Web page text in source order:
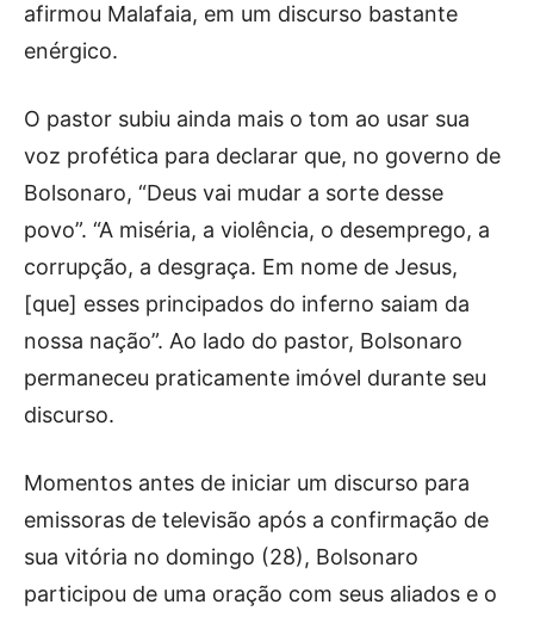
afirmou Malafaia, em um discurso bastante
enérgico.
O pastor subiu ainda mais o tom ao usar sua
voz profética para declarar que, no governo de
Bolsonaro, “Deus vai mudar a sorte desse
povo”. “A miséria, a violência, o desemprego, a
corrupção, a desgraça. Em nome de Jesus,
[que] esses principados do inferno saiam da
nossa nação”. Ao lado do pastor, Bolsonaro
permaneceu praticamente imóvel durante seu
discurso.
Momentos antes de iniciar um discurso para
emissoras de televisão após a confirmação de
sua vitória no domingo (28), Bolsonaro
participou de uma oração com seus aliados e o